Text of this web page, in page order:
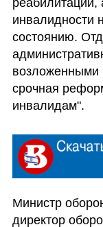
инвалидности
состоянию.
возложенными
срочная
инвалидам".
Министр
директор